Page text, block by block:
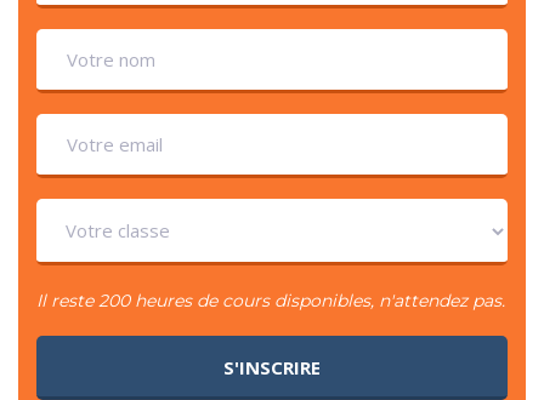
Il reste 200 heures de cours disponibles, n'attendez pas.